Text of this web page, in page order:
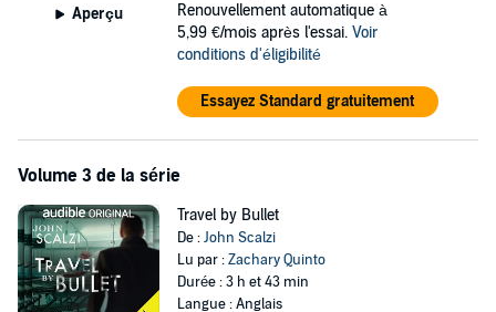
Aperçu
Renouvellement automatique à
5,99 €/mois après l'essai. Voir
conditions d'éligibilité
Essayez Standard gratuitement
Volume 3 de la série
Travel by Bullet
De :John Scalzi
Lu par :Zachary Quinto
Durée : 3 h et 43 min
Langue : Anglais